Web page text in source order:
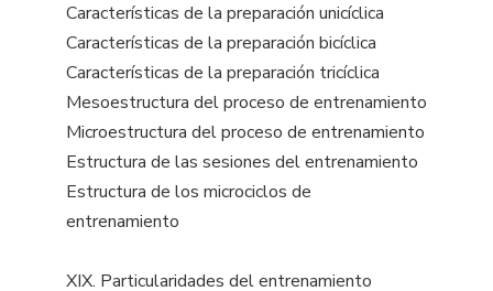
Características de la preparación unicíclica
Características de la preparación bicíclica
Características de la preparación tricíclica
Mesoestructura del proceso de entrenamiento
Microestructura del proceso de entrenamiento
Estructura de las sesiones del entrenamiento
Estructura de los microciclos de
entrenamiento
XIX. Particularidades del entrenamiento